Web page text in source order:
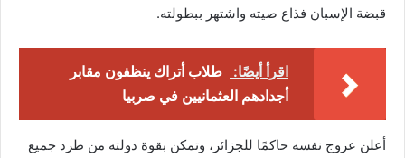
قبضة الإسبان فذاع صيته واشتهر ببطولته.
اقرأ أيضًا:
طلاب أتراك ينظفون مقابر
أجدادهم العثمانيين في صربيا
أعلن عروج نفسه حاكمًا للجزائر، وتمكن بقوة دولته من طرد جميع